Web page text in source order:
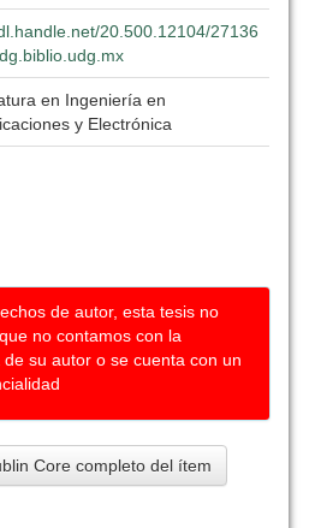
20.500.12104/27136
en Ingeniería en
y Electrónica
de autor, esta tesis no
no contamos con la
su autor o se cuenta con un
Core completo del ítem